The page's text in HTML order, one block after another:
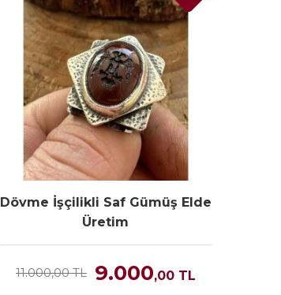
Dövme İşçilikli Saf Gümüş Elde
Üretim
11.000,00 TL 9.000,00TL